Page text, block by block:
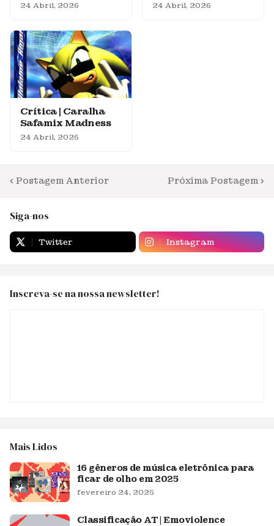
24 Abril, 2026 24 Abril, 2026
Crítica | Caralha
Safamix Madness
24 Abril, 2026
Postagem Anterior Próxima Postagem
Siga-nos
Twitter Instagram
Inscreva-se na nossa newsletter!
Mais Lidos
16 gêneros de música eletrônica para
ficar de olho em 2025
fevereiro 24, 2025
Classificação AT | Emoviolence